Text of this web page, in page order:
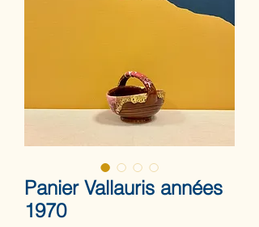
Panier Vallauris années
1970